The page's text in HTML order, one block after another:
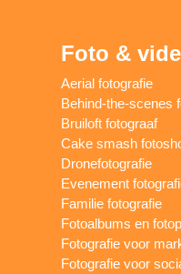
Foto &
Aerial fotografie
Behind-the-scenes
Bruiloft fotograaf
Cake smash
Dronefotografie
Evenement
Familie fotografie
Fotoalbums en
Fotografie voor
Fotografie voor